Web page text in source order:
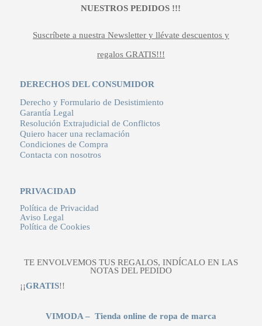
NUESTROS PEDIDOS !!!
Suscríbete a nuestra Newsletter y llévate descuentos y
regalos GRATIS!!!
DERECHOS DEL CONSUMIDOR
Derecho y Formulario de Desistimiento
Garantía Legal
Resolución Extrajudicial de Conflictos
Quiero hacer una reclamación
Condiciones de Compra
Contacta con nosotros
PRIVACIDAD
Política de Privacidad
Aviso Legal
Política de Cookies
TE ENVOLVEMOS TUS REGALOS, INDÍCALO EN LAS
NOTAS DEL PEDIDO
¡¡GRATIS!!
VIMODA – Tienda online de ropa de marca